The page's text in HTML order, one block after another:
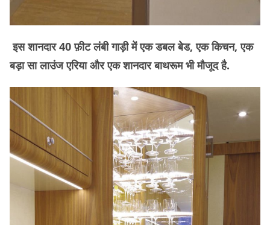
इस शानदार 40 फ़ीट लंबी गाड़ी में एक डबल बेड, एक किचन, एक
बड़ा सा लाउंज एरिया और एक शानदार बाथरूम भी मौजूद है.